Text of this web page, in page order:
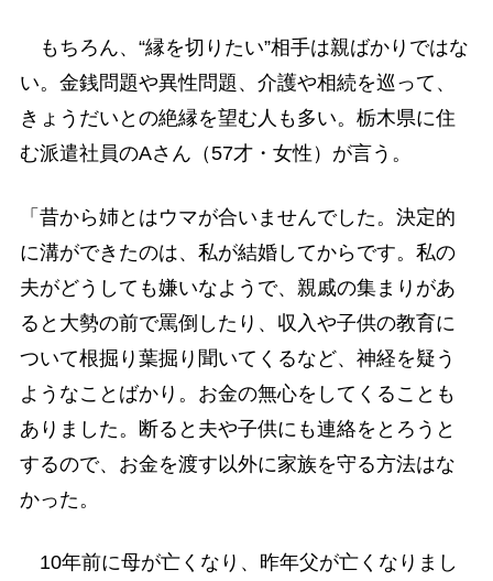
もちろん、“縁を切りたい”相手は親ばかりではな
い。金銭問題や異性問題、介護や相続を巡って、
きょうだいとの絶縁を望む人も多い。栃木県に住
む派遣社員のAさん（57才・女性）が言う。
「昔から姉とはウマが合いませんでした。決定的
に溝ができたのは、私が結婚してからです。私の
夫がどうしても嫌いなようで、親戚の集まりがあ
ると大勢の前で罵倒したり、収入や子供の教育に
ついて根掘り葉掘り聞いてくるなど、神経を疑う
ようなことばかり。お金の無心をしてくることも
ありました。断ると夫や子供にも連絡をとろうと
するので、お金を渡す以外に家族を守る方法はな
かった。
10年前に母が亡くなり、昨年父が亡くなりまし